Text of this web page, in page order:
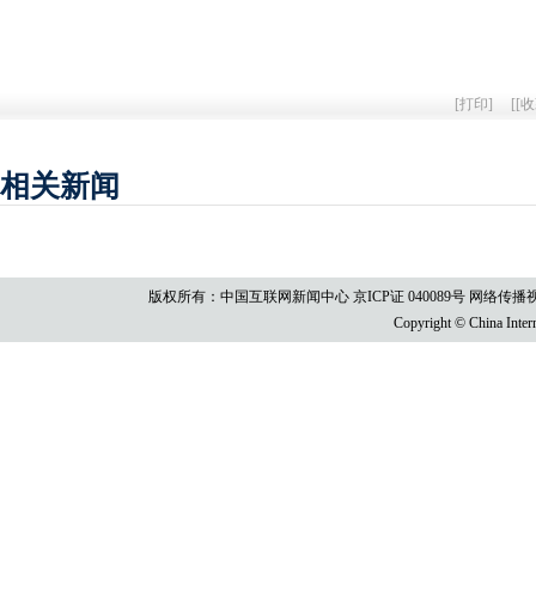
[打印] [[
相关新闻
版权所有：中国互联网新闻中心 京ICP证 040089号 网络传播
Copyright © China